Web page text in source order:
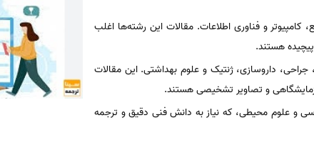
کامپیوتر و فناوری اطلاعات. مقالات این رشته‌ها اغلب
هستند.
داروسازی، ژنتیک و علوم بهداشتی. این مقالات
و تصاویر تشخیصی هستند.
و علوم محیطی، که نیاز به دانش فنی دقیق و ترجمه